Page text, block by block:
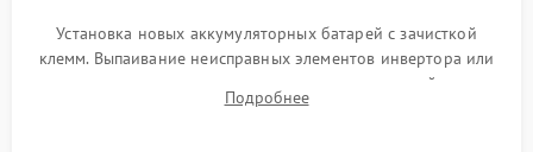
Установка новых аккумуляторных батарей с зачисткой
клемм. Выпаивание неисправных элементов инвертора или
цепи зарядки и монтаж новых радиодеталей.
Восстановление поврежденных токоведущих дорожек и
Подробнее